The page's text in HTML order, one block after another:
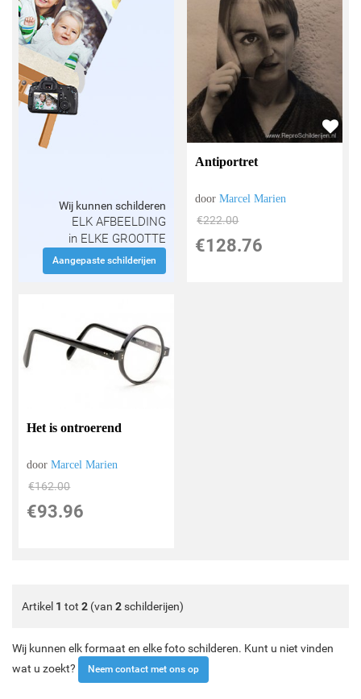
Wij kunnen schilderen
ELK AFBEELDING
in ELKE GROOTTE
Aangepaste schilderijen
Antiportret
doorMarcel Marien
€222.00
€128.76
Het is ontroerend
doorMarcel Marien
€162.00
€93.96
Artikel 1 tot 2 (van 2schilderijen)
Wij kunnen elk formaat en elke foto schilderen. Kunt u niet vinden
wat u zoekt?
Neem contact met ons op